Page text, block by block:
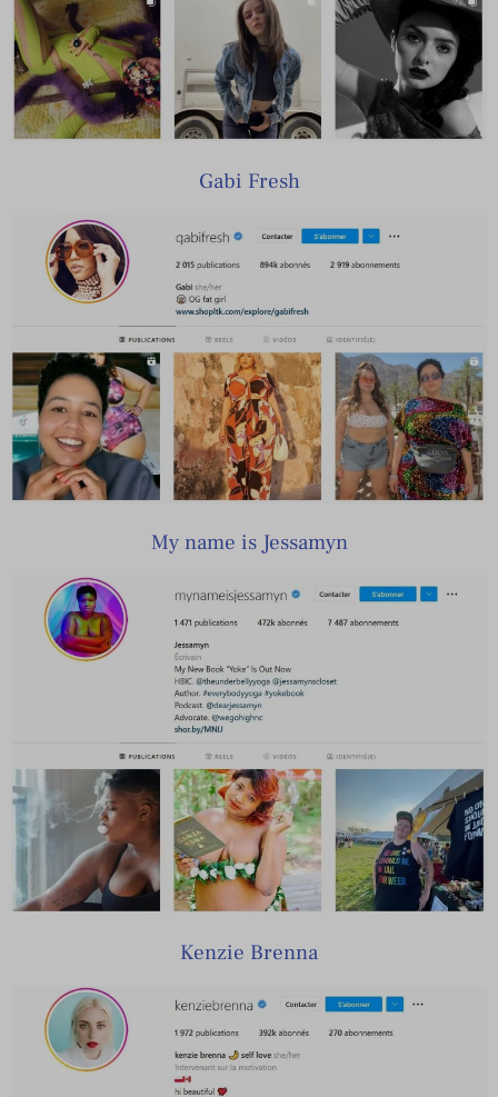
Gabi Fresh
My name is Jessamyn
Kenzie Brenna